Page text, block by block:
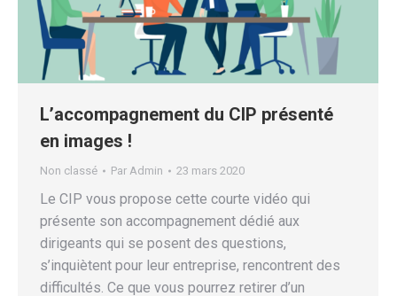
L’accompagnement du CIP présenté
en images !
Non classé Par Admin 23 mars 2020
Le CIP vous propose cette courte vidéo qui
présente son accompagnement dédié aux
dirigeants qui se posent des questions,
s’inquiètent pour leur entreprise, rencontrent des
difficultés. Ce que vous pourrez retirer d’un